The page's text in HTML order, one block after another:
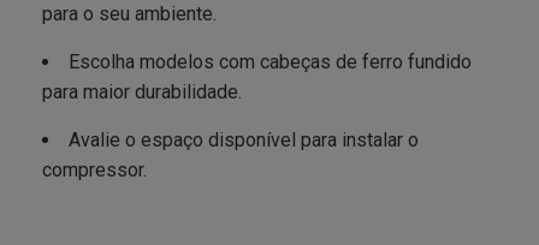
para o seu ambiente.
Escolha modelos com cabeças de ferro fundido
para maior durabilidade.
Avalie o espaço disponível para instalar o
compressor.